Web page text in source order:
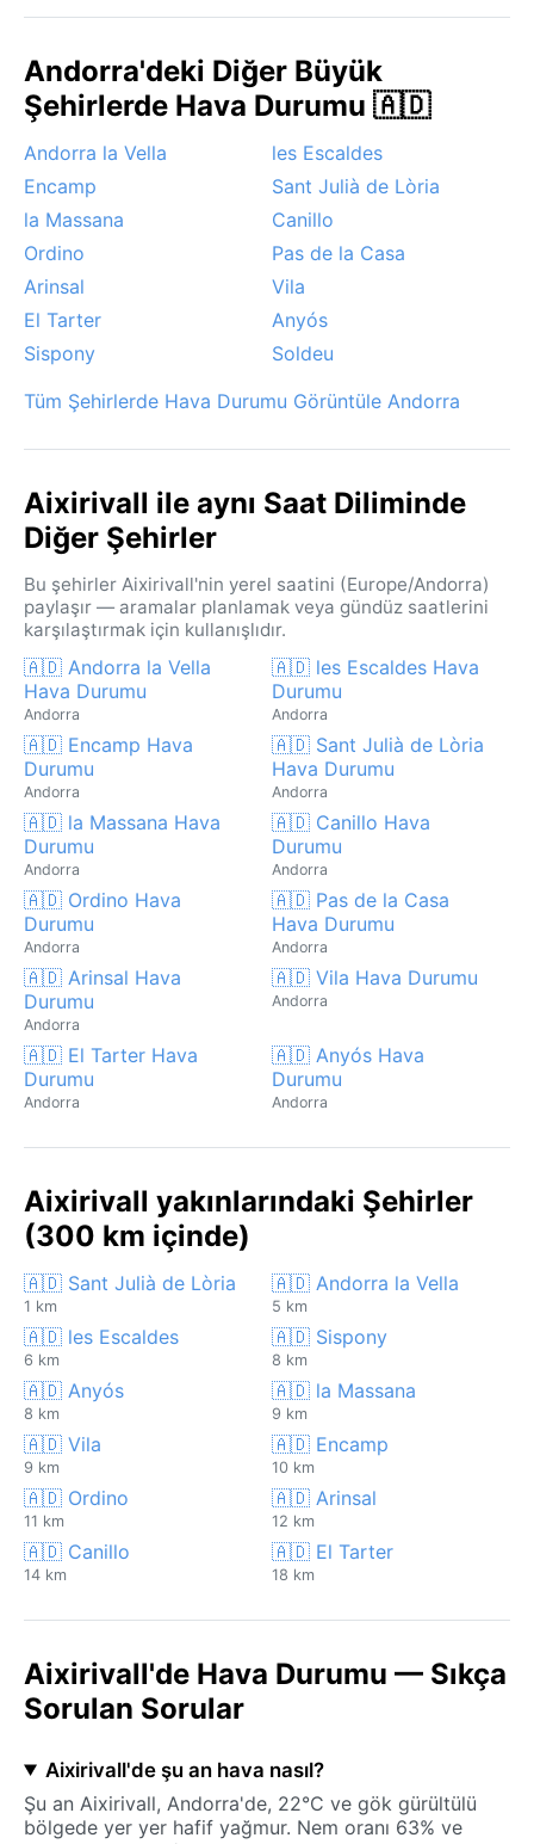
Andorra'deki Diğer Büyük
Şehirlerde Hava Durumu 🇦🇩
Andorra la Vella
les Escaldes
Encamp
Sant Julià de Lòria
la Massana
Canillo
Ordino
Pas de la Casa
Arinsal
Vila
El Tarter
Anyós
Sispony
Soldeu
Tüm Şehirlerde Hava Durumu Görüntüle Andorra
Aixirivall ile aynı Saat Diliminde
Diğer Şehirler
Bu şehirler Aixirivall'nin yerel saatini (Europe/Andorra)
paylaşır — aramalar planlamak veya gündüz saatlerini
karşılaştırmak için kullanışlıdır.
🇦🇩 Andorra la Vella
Hava Durumu
Andorra
🇦🇩 les Escaldes Hava
Durumu
Andorra
🇦🇩 Encamp Hava
Durumu
Andorra
🇦🇩 Sant Julià de Lòria
Hava Durumu
Andorra
🇦🇩 la Massana Hava
Durumu
Andorra
🇦🇩 Canillo Hava
Durumu
Andorra
🇦🇩 Ordino Hava
Durumu
Andorra
🇦🇩 Pas de la Casa
Hava Durumu
Andorra
🇦🇩 Arinsal Hava
Durumu
Andorra
🇦🇩 Vila Hava Durumu
Andorra
🇦🇩 El Tarter Hava
Durumu
Andorra
🇦🇩 Anyós Hava
Durumu
Andorra
Aixirivall yakınlarındaki Şehirler
(300 km içinde)
🇦🇩 Sant Julià de Lòria
1 km
🇦🇩 Andorra la Vella
5 km
🇦🇩 les Escaldes
6 km
🇦🇩 Sispony
8 km
🇦🇩 Anyós
8 km
🇦🇩 la Massana
9 km
🇦🇩 Vila
9 km
🇦🇩 Encamp
10 km
🇦🇩 Ordino
11 km
🇦🇩 Arinsal
12 km
🇦🇩 Canillo
14 km
🇦🇩 El Tarter
18 km
Aixirivall'de Hava Durumu — Sıkça
Sorulan Sorular
Aixirivall'de şu an hava nasıl?
Şu an Aixirivall, Andorra'de, 22°C ve gök gürültülü
bölgede yer yer hafif yağmur. Nem oranı 63% ve